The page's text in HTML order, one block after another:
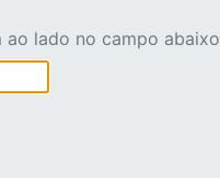
ao lado no campo abaixo